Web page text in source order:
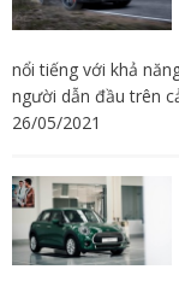
nổi tiếng với khả
người dẫn đầu trên
26/05/2021